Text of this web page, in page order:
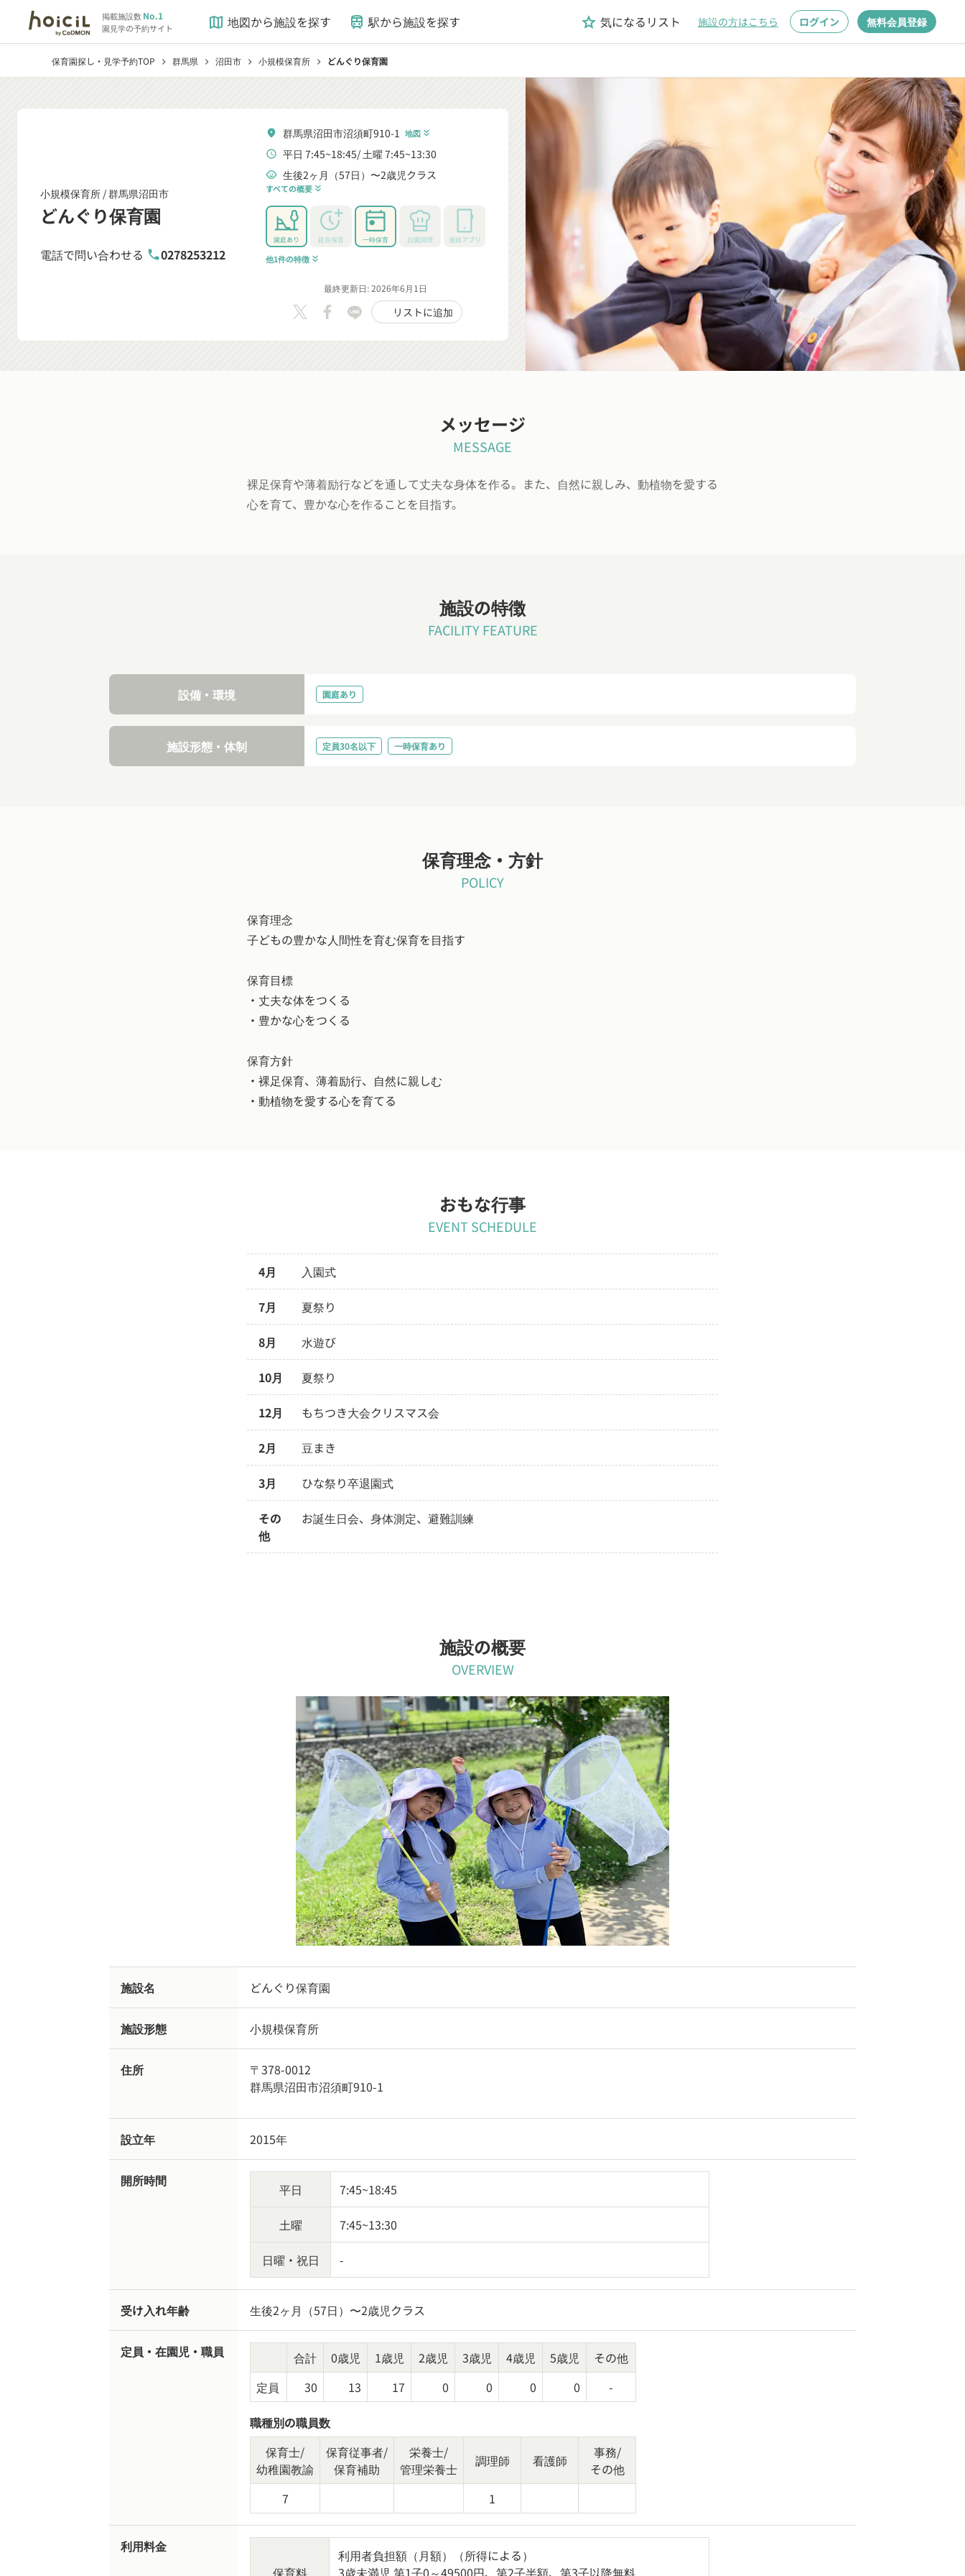
掲載施設数No.1
園見学の予約サイト map 地図から施設を探す train 駅から施設を探す grade 気になるリスト 施設の方はこちら ログイン 無料会員登録
保育園探し・見学予約TOP chevron_right 群馬県 chevron_right 沼田市 chevron_right 小規模保育所 chevron_right どんぐり保育園
小規模保育所 /群馬県沼田市
どんぐり保育園
電話で問い合わせる phone0278253212
location_on 群馬県沼田市沼須町910-1 地図 keyboard_double_arrow_down
schedule 平日 7:45~18:45 土曜 7:45~13:30
child_care 生後2ヶ月（57日）〜2歳児クラス
すべての概要 keyboard_double_arrow_down
園庭あり 延長保育 一時保育 自園調理 連絡アプリ
他1件の特徴 keyboard_double_arrow_down
最終更新日: 2026年6月1日
リストに追加
メッセージ
MESSAGE
裸足保育や薄着励行などを通して丈夫な身体を作る。また、自然に親しみ、動植物を愛する
心を育て、豊かな心を作ることを目指す。
施設の特徴
FACILITY FEATURE
設備・環境 園庭あり
施設形態・体制 定員30名以下 一時保育あり
保育理念・方針
POLICY
保育理念
子どもの豊かな人間性を育む保育を目指す
保育目標
・丈夫な体をつくる
・豊かな心をつくる
保育方針
・裸足保育、薄着励行、自然に親しむ
・動植物を愛する心を育てる
おもな行事
EVENT SCHEDULE
4月 入園式
7月 夏祭り
8月 水遊び
10月 夏祭り
12月 もちつき大会クリスマス会
2月 豆まき
3月 ひな祭り卒退園式
その
他
お誕生日会、身体測定、避難訓練
施設の概要
OVERVIEW
施設名 どんぐり保育園
施設形態 小規模保育所
住所
〒378-0012
群馬県沼田市沼須町910-1
設立年 2015年
開所時間
平日 7:45~18:45
土曜 7:45~13:30
日曜・祝日 -
受け入れ年齢 生後2ヶ月（57日）〜2歳児クラス
定員・在園児・職員 合計 0歳児 1歳児 2歳児 3歳児 4歳児 5歳児
その他
定員
30 13 17 0 0 0 0 -
職種別の職員数
保育士/
幼稚園教諭
保育従事者/
保育補助
栄養士/
管理栄養士
調理師 看護師
事務/
その他
7
1
利用料金
利用者負担額（月額）（所得による）